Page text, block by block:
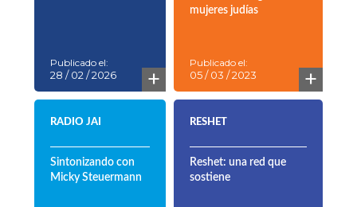
Publicado el:
28 / 02 / 2026 +
mujeres judías
Publicado el:
05 / 03 / 2023 +
RADIO JAI
Sintonizando con
Micky Steuermann
RESHET
Reshet: una red que
sostiene